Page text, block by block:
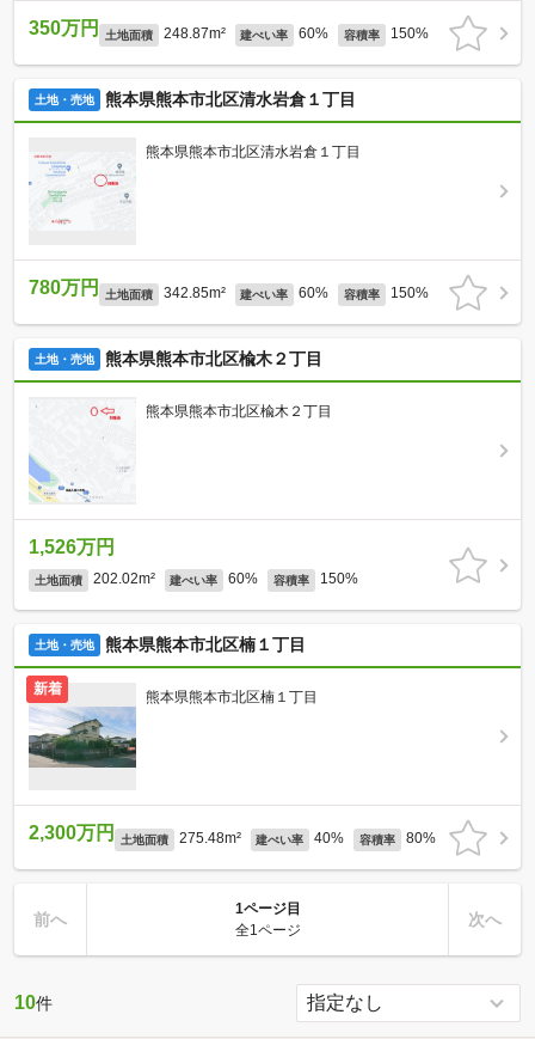
350万円 土地面積 248.87m² 建ぺい率 60% 容積率 150%
土地・売地 熊本県熊本市北区清水岩倉１丁目
熊本県熊本市北区清水岩倉１丁目
780万円 土地面積 342.85m² 建ぺい率 60% 容積率 150%
土地・売地 熊本県熊本市北区楡木２丁目
熊本県熊本市北区楡木２丁目
1,526万円
土地面積 202.02m² 建ぺい率 60% 容積率 150%
土地・売地 熊本県熊本市北区楠１丁目
新着 熊本県熊本市北区楠１丁目
2,300万円 土地面積 275.48m² 建ぺい率 40% 容積率 80%
前へ
1ページ目
全1ページ
次へ
10件